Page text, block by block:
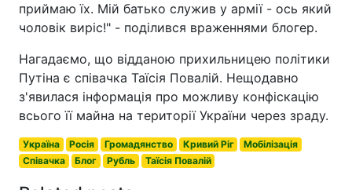
приймаю їх. Мій батько служив у армії - ось який
чоловік виріс!" - поділився враженнями блогер.
Нагадаємо, що відданою прихильницею політики
Путіна є співачка Таїсія Повалій. Нещодавно
з'явилася інформація про можливу конфіскацію
всього її майна на території України через зраду.
Україна Росія Громадянство Кривий Ріг
Мобілізація
Співачка
Блог Рубль Таїсія Повалій